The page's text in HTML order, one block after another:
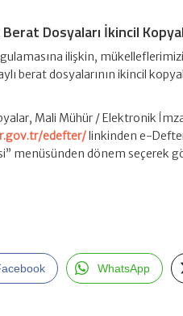
Dosyaları İkincil
ilişkin,
berat dosyalarının ikincil
Mali Mühür / Elektronik
edefter/ linkinden e-
menüsünden dönem seçerek
WhatsApp